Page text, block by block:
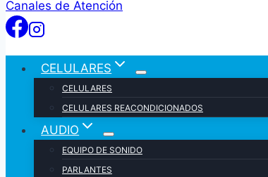
Canales de Atención
CELULARES
CELULARES
CELULARES REACONDICIONADOS
AUDIO
EQUIPO DE SONIDO
PARLANTES